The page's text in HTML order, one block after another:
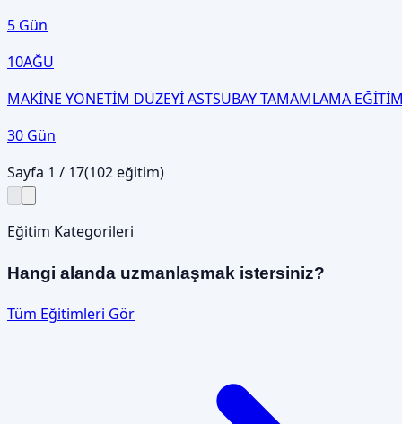
5 Gün
10AĞU
MAKİNE YÖNETİM DÜZEYİ ASTSUBAY TAMAMLAMA
30 Gün
Sayfa 1 / 17(102eğitim)
Eğitim Kategorileri
Hangi alanda uzmanlaşmak istersiniz?
Tüm Eğitimleri Gör